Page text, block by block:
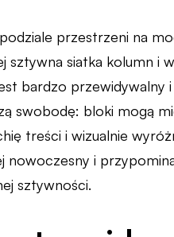
przestrzeni na
sztywna siatka kolumn i
bardzo przewidywalny
swobodę: bloki mogą
treści i wizualnie
i przypomina
sztywności.